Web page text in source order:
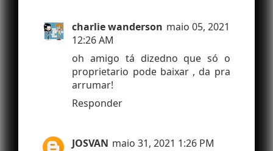
charlie wanderson maio 05, 2021
12:26 AM
oh amigo tá dizedno que só o
proprietario pode baixar , da pra
arrumar!
Responder
JOSVAN maio 31, 2021 1:26 PM